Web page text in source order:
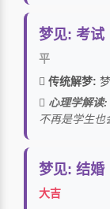
梦见: 考试
平
传统解梦:
心理学解读:
不再是学生也
梦见: 结婚
大吉